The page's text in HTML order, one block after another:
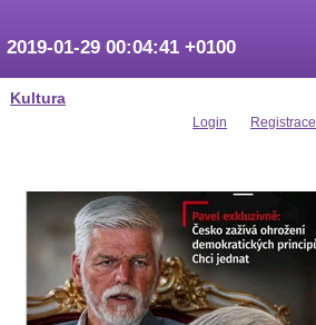
Kultura
2019-01-29 00:04:41 +0100
Login Registrace